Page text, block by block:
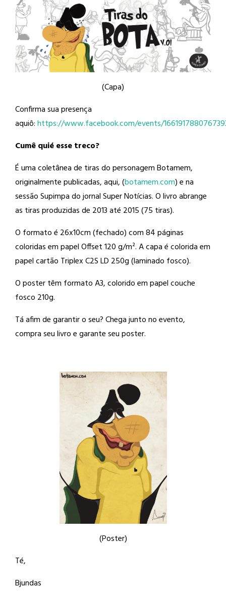
(Capa)
Confirma sua presença
aquiô:https://www.facebook.com/events/
Cumê quié esse treco?
É uma coletânea de tiras do personagem Botamem,
originalmente publicadas, aqui, (botamem.com) e na
sessão Supimpa do jornal Super Notícias. O livro abrange
as tiras produzidas de 2013 até 2015 (75 tiras).
O formato é 26x10cm (fechado) com 84 páginas
coloridas em papel Offset 120 g/m². A capa é colorida em
papel cartão Triplex C2S LD 250g (laminado fosco).
O poster têm formato A3, colorido em papel couche
fosco 210g.
Tá afim de garantir o seu? Chega junto no evento,
compra seu livro e garante seu poster.
(Poster)
Té,
Bjundas